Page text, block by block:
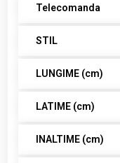
Telecomanda
STIL
LUNGIME (cm)
LATIME (cm)
INALTIME (cm)